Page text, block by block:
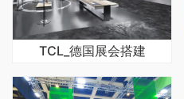
TCL_德国展会搭建